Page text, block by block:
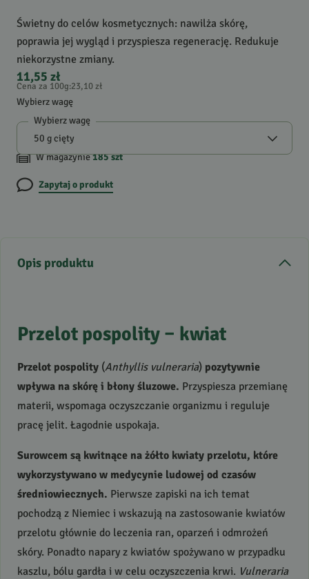
Świetny do celów kosmetycznych: nawilża skórę,
poprawia jej wygląd i przyspiesza regenerację. Redukuje
niekorzystne zmiany.
11,55 zł
Cena za 100g:23,10 zł
Wybierz wagę
Wybierz wagę
W magazynie185szt
Zapytaj o produkt
Opis produktu
Przelot pospolity – kwiat
Przelot pospolity (Anthyllis vulneraria) pozytywnie
wpływa na skórę i błony śluzowe. Przyspiesza przemianę
materii, wspomaga oczyszczanie organizmu i reguluje
pracę jelit. Łagodnie uspokaja.
Surowcem są kwitnące na żółto kwiaty przelotu, które
wykorzystywano w medycynie ludowej od czasów
średniowiecznych. Pierwsze zapiski na ich temat
pochodzą z Niemiec i wskazują na zastosowanie kwiatów
przelotu głównie do leczenia ran, oparzeń i odmrożeń
skóry. Ponadto napary z kwiatów spożywano w przypadku
kaszlu, bólu gardła i w celu oczyszczenia krwi. Vulneraria